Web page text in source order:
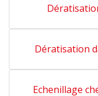
Dératisation
Echenillage